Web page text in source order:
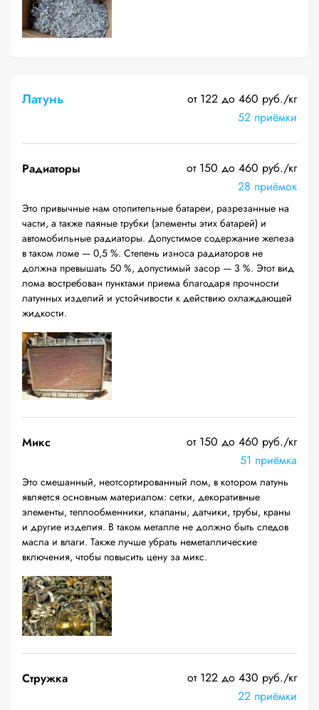
Латунь
от 122 до 460 руб./кг
52 приёмки
Радиаторы
от 150 до 460 руб./кг
28 приёмок
Это привычные нам отопительные батареи, разрезанные на
части, а также паяные трубки (элементы этих батарей) и
автомобильные радиаторы. Допустимое содержание железа
в таком ломе — 0,5 %. Степень износа радиаторов не
должна превышать 50 %, допустимый засор — 3 %. Этот вид
лома востребован пунктами приема благодаря прочности
латунных изделий и устойчивости к действию охлаждающей
жидкости.
Микс
от 150 до 460 руб./кг
51 приёмка
Это смешанный, неотсортированный лом, в котором латунь
является основным материалом: сетки, декоративные
элементы, теплообменники, клапаны, датчики, трубы, краны
и другие изделия. В таком металле не должно быть следов
масла и влаги. Также лучше убрать неметаллические
включения, чтобы повысить цену за микс.
Стружка
от 122 до 430 руб./кг
22 приёмки